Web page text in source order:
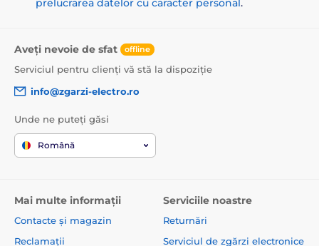
Aveți nevoie de sfat offline
Serviciul pentru clienți vă stă la dispoziție
info@zgarzi-electro.ro
Unde ne puteți găsi
Română
Mai multe informații
Contacte și magazin
Reclamații
Serviciile noastre
Returnări
Serviciul de zgărzi electronice